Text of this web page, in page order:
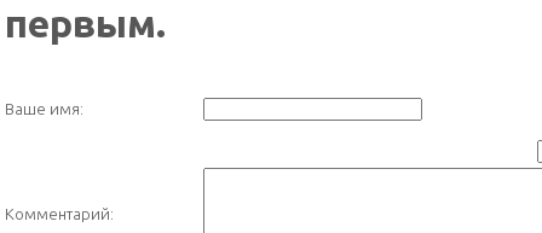
первым.
Ваше имя:
Комментарий: